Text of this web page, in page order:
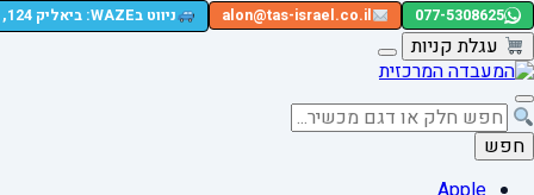
077-5308625
alon@tas-israel.co.il ניווט בWAZE: ביאליק 124, רמת גן
עגלת קניות
חפש